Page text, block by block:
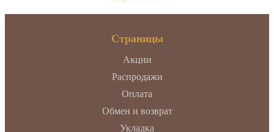
Страницы
Акции
Распродажи
Оплата
Обмен и возврат
Укладка